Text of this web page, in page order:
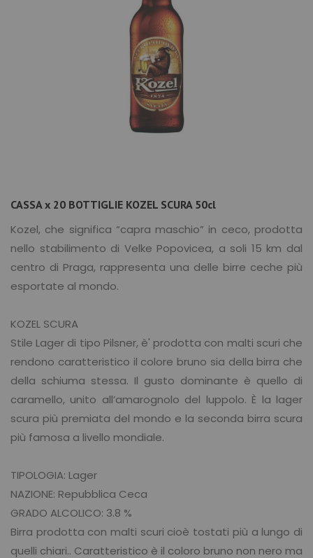
CASSA x 20 BOTTIGLIE KOZEL SCURA 50cl
Kozel, che significa “capra maschio” in ceco, prodotta
nello stabilimento di Velke Popovicea, a soli 15 km dal
centro di Praga, rappresenta una delle birre ceche più
esportate al mondo.
KOZEL SCURA
Stile Lager di tipo Pilsner, è' prodotta con malti scuri che
rendono caratteristico il colore bruno sia della birra che
della schiuma stessa. Il gusto dominante è quello di
caramello, unito all’amarognolo del luppolo. È la lager
scura più premiata del mondo e la seconda birra scura
più famosa a livello mondiale.
TIPOLOGIA: Lager
NAZIONE: Repubblica Ceca
GRADO ALCOLICO: 3.8 %
Birra prodotta con malti scuri cioè tostati più a lungo di
quelli chiari.. Caratteristico è il coloro bruno non nero ma